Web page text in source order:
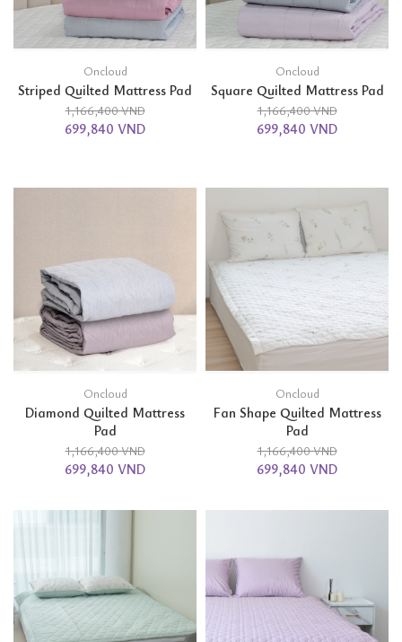
Oncloud
Striped Quilted Mattress Pad
1,166,400 VND
699,840 VND
Oncloud
Square Quilted Mattress Pad
1,166,400 VND
699,840 VND
Oncloud
Diamond Quilted Mattress
Pad
1,166,400 VND
699,840 VND
Oncloud
Fan Shape Quilted Mattress
Pad
1,166,400 VND
699,840 VND